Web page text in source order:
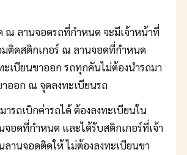
ณ ลานจอดรถที่กำหนด จะมีเจ้าหน้าที่
มติดสติกเกอร์ ณ ลานจอดที่กำหนด
ะเบียนขาออก รถทุกคันไม่ต้องนำรถมา
าออก ณ จุดลงทะเบียนรถ
ารถเบิกค่ารถได้ ต้องลงทะเบียนใน
จอดที่กำหนด และได้รับสติกเกอร์ที่เจ้า
ลานจอดติดให้ ไม่ต้องลงทะเบียนขา